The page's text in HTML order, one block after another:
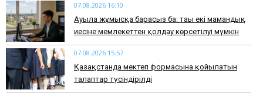
07.08.2026 16:10
Ауылға жұмысқа барасыз ба: тағы екі мамандық
иесіне мемлекеттен қолдау көрсетілуі мүмкін
07.08.2026 15:57
Қазақстанда мектеп формасына қойылатын
талаптар түсіндірілді